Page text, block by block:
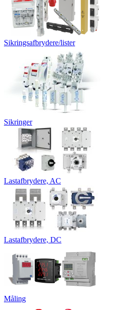
Sikringsafbrydere/lister
Sikringer
Lastafbrydere, AC
Lastafbrydere, DC
Måling